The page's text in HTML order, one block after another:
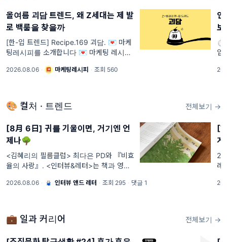
올여름 괴담 트렌드, 왜 Z세대는 제 발
로 백룸을 찾을까
[한-입 트렌드] Recipe.169 괴담. 💌 마케
팅레시피를 소개합니다 💌 마케팅 레시피
이 운영하는 마케팅 뉴스레터로 최신 트렌
2026.08.06 · 마케팅레시피 · 조회 560
연
보
⏱️
입
출
🎨 컬처 · 트렌드 전체보기 →
[8月 6日] 귀를 기울이면, 거기엔 언
제나🌳
<김혜리의 필름클럽> 최다은 PD와 『비효
율의 사랑』. <인터뷰&레터>는 책과 영화
자 임유청의 ‘읽고 쓰고 공유하기’ 활동 일지
2026.08.06 · 인터뷰 앤드 레터 · 조회 295 · 댓글 1
게
례
💼 일과 커리어 전체보기 →